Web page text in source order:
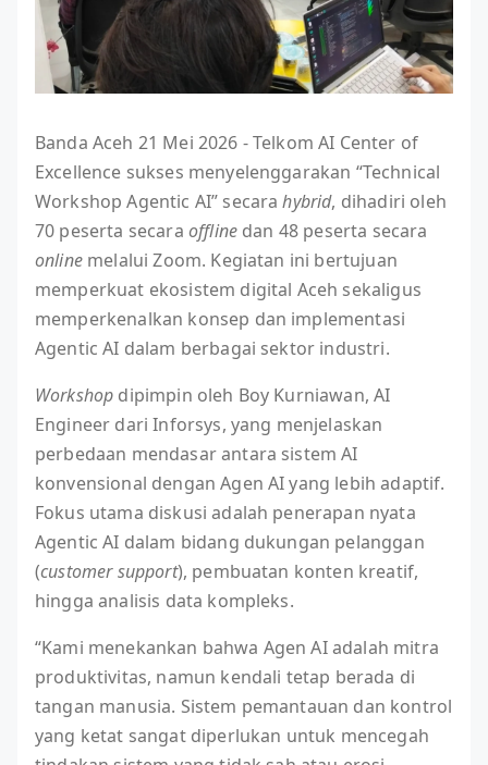
Banda Aceh 21 Mei 2026 - Telkom AI Center of
Excellence sukses menyelenggarakan “Technical
Workshop Agentic AI” secarahybrid, dihadiri oleh
70 peserta secara offline dan 48 peserta secara
onlinemelalui Zoom. Kegiatan ini bertujuan
memperkuat ekosistem digital Aceh sekaligus
memperkenalkan konsep dan implementasi
Agentic AI dalam berbagai sektor industri.
Workshop dipimpin oleh Boy Kurniawan, AI
Engineer dari Inforsys, yang menjelaskan
perbedaan mendasar antara sistem AI
konvensional dengan Agen AI yang lebih adaptif.
Fokus utama diskusi adalah penerapan nyata
Agentic AI dalam bidang dukungan pelanggan
(customer support), pembuatan konten kreatif,
hingga analisis data kompleks.
“Kami menekankan bahwa Agen AI adalah mitra
produktivitas, namun kendali tetap berada di
tangan manusia. Sistem pemantauan dan kontrol
yang ketat sangat diperlukan untuk mencegah